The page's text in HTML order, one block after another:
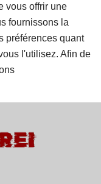
vous offrir une
fournissons la
préférences quant
l'utilisez. Afin de